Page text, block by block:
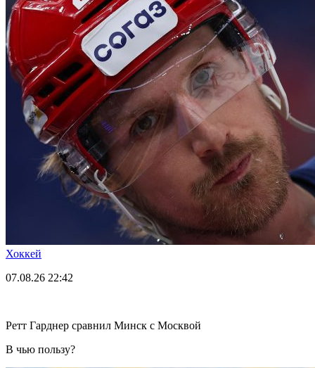
Хоккей
07.08.26 22:42
Ретт Гарднер сравнил Минск с Москвой
В чью пользу?